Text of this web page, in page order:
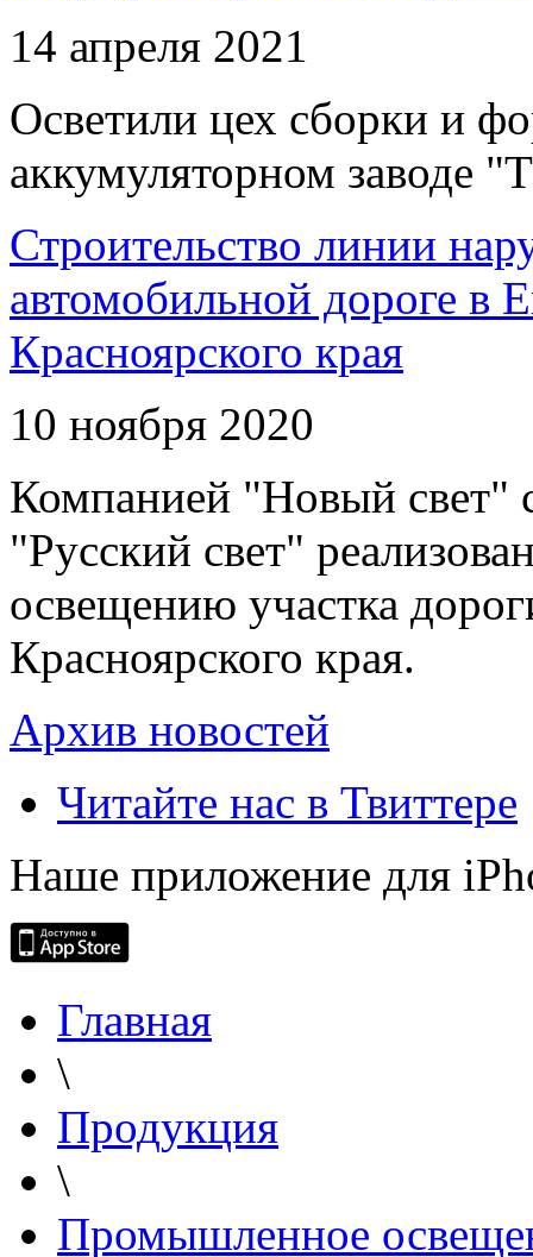
14 апреля 2021
Осветили цех сборки и
аккумуляторном заводе
Строительство линии
автомобильной дороге в
Красноярского края
10 ноября 2020
Компанией "Новый свет"
"Русский свет"
освещению участка
Красноярского края.
Архив новостей
Читайте нас в Твиттере
Наше приложение для
Главная
\
Продукция
\
Промышленное